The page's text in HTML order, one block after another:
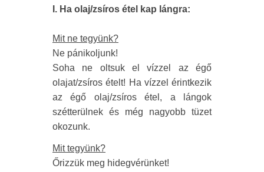
I. Ha olaj/zsíros étel kap lángra:
Mit ne tegyünk?
Ne pánikoljunk!
Soha ne oltsuk el vízzel az égő
olajat/zsíros ételt! Ha vízzel érintkezik
az égő olaj/zsíros étel, a lángok
szétterülnek és még nagyobb tüzet
okozunk.
Mit tegyünk?
Őrizzük meg hidegvérünket!